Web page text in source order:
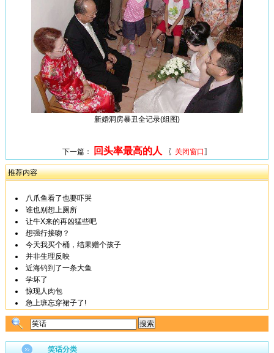
新婚洞房暴丑全记录(组图)
下一篇： 回头率最高的人 〖 关闭窗口 〗
推荐内容
八爪鱼看了也要吓哭
谁也别想上厕所
让牛X来的再凶猛些吧
想强行接吻？
今天我买个桶，结果赠个孩子
并非生理反映
近海钓到了一条大鱼
学坏了
惊现人肉包
急上班忘穿裙子了!
笑话分类